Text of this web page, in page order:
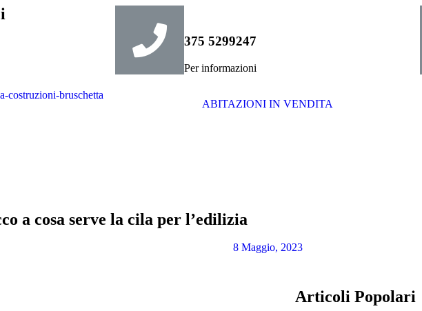
375 5299247
Per informazioni
ABITAZIONI IN VENDITA
a cosa serve la cila per l’edilizia
8 Maggio, 2023
Articoli Popolari